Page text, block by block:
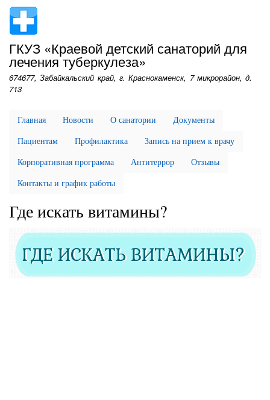
содержанию
ГКУЗ «Краевой детский санаторий для
лечения туберкулеза»
674677, Забайкальский край, г. Краснокаменск, 7 микрорайон, д.
713
Главная Новости О санатории
Документы
Пациентам
Профилактика
Запись на прием к врачу
Корпоративная программа
Антитеррор
Отзывы
Контакты и график работы
Где искать витамины?